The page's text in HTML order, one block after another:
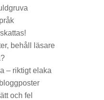
behåll läsare
– riktigt elaka
och fel